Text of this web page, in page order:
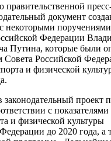
документ
некоторыми поручениями
Федерации
Путина, которые были
Совета Российской
и физической
проект
с
и физической культуры
до 2020 года, а